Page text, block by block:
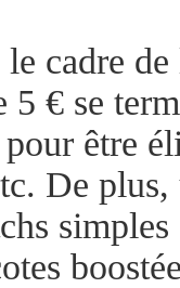
cadre
5 € se
être
De